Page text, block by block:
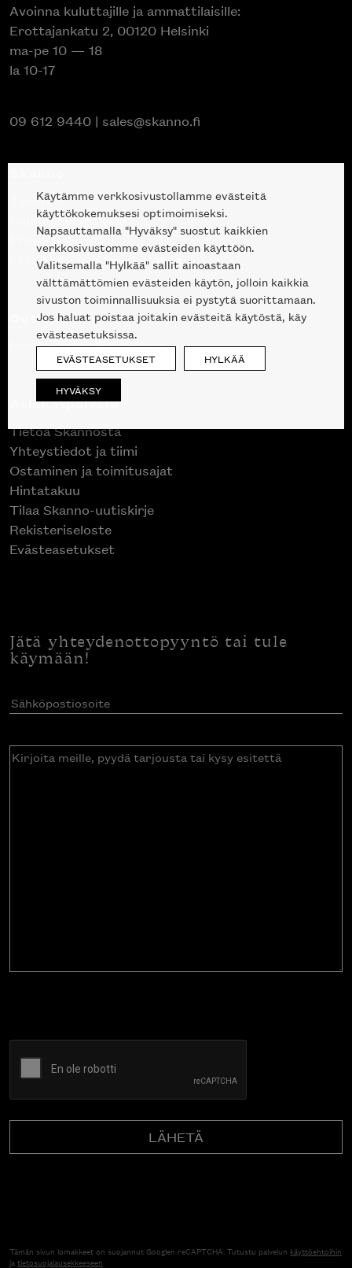
Avoinna kuluttajille ja ammattilaisille:
Erottajankatu 2, 00120 Helsinki
ma-pe 10 — 18
la 10-17
09 612 9440 | sales@skanno.fi
Tuotteet
Suunnittelupalvelu
Projektimyynti
Liike Helsingin keskustassa
Outlet
Poistuvat mallikappaleet
Asiakaspalvelu
Tietoa Skannosta
Yhteystiedot ja tiimi
Ostaminen ja toimitusajat
Hintatakuu
Tilaa Skanno-uutiskirje
Rekisteriseloste
Evästeasetukset
Jätä yhteydenottopyyntö tai tule
käymään!
Sähköpostiosoite(Pakollinen)
Kirjoita
Tämän sivun lomakkeet on suojannut Googlen reCAPTCHA. Tutustu palvelun käyttöehtoihin
jatietosuojalausekkeeseen
Käytämme verkkosivustollamme evästeitä
käyttökokemuksesi optimoimiseksi.
Napsauttamalla "Hyväksy" suostut kaikkien
verkkosivustomme evästeiden käyttöön.
Valitsemalla "Hylkää" sallit ainoastaan
välttämättömien evästeiden käytön, jolloin kaikkia
sivuston toiminnallisuuksia ei pystytä suorittamaan.
Jos haluat poistaa joitakin evästeitä käytöstä, käy
evästeasetuksissa.
EVÄSTEASETUKSET HYLKÄÄ
HYVÄKSY